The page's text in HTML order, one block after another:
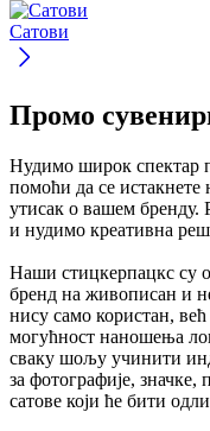
Сатови
Промо
Нудимо широк спектар
помоћи да се
утисак о вашем бренду.
и нудимо креативна
Наши стицкерпацкс су
бренд на живописан и
нису само користан,
могућност наношења
сваку шољу учинити
за фотографије,
сатове који ће бити